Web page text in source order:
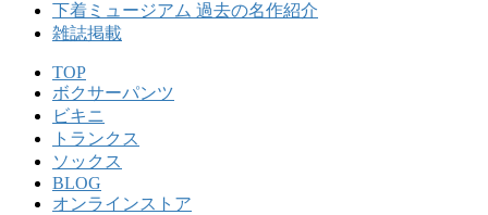
下着ミュージアム 過去の名作紹介
雑誌掲載
TOP
ボクサーパンツ
ビキニ
トランクス
ソックス
BLOG
オンラインストア